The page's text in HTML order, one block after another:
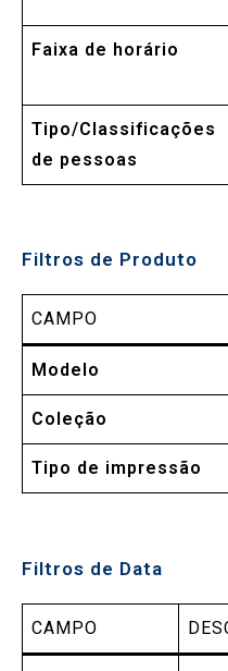
Faixa de horário
Tipo/Classificações
de pessoas
Filtros de Produto
CAMPO
Modelo
Coleção
Tipo de impressão
Filtros de Data
CAMPO